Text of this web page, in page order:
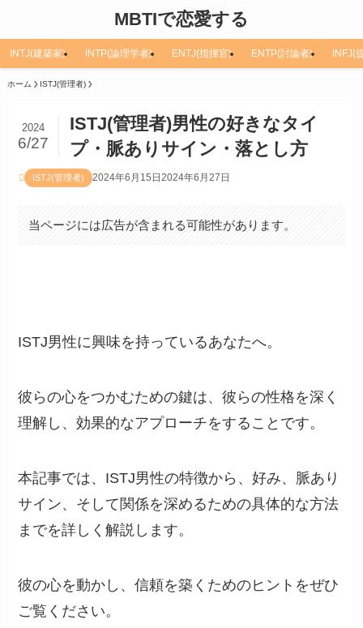
MBTIで恋愛する
INTJ(建築家) INTP(論理学者) ENTJ(指揮官) ENTP(討論者) INFJ(
ホーム ISTJ(管理者)
ISTJ(管理者)男性の好きなタイ
プ・脈ありサイン・落とし方
2024
6/27
ISTJ(管理者) 2024年6月15日2024年6月27日
当ページには広告が含まれる可能性があります。
ISTJ男性に興味を持っているあなたへ。
彼らの心をつかむための鍵は、彼らの性格を深く
理解し、効果的なアプローチをすることです。
本記事では、ISTJ男性の特徴から、好み、脈あり
サイン、そして関係を深めるための具体的な方法
までを詳しく解説します。
彼の心を動かし、信頼を築くためのヒントをぜひ
ご覧ください。